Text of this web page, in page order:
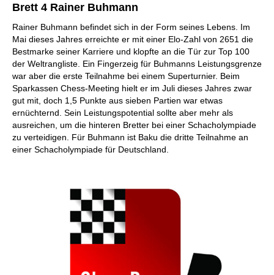
Brett 4 Rainer Buhmann
Rainer Buhmann befindet sich in der Form seines Lebens. Im
Mai dieses Jahres erreichte er mit einer Elo-Zahl von 2651 die
Bestmarke seiner Karriere und klopfte an die Tür zur Top 100
der Weltrangliste. Ein Fingerzeig für Buhmanns Leistungsgrenze
war aber die erste Teilnahme bei einem Superturnier. Beim
Sparkassen Chess-Meeting hielt er im Juli dieses Jahres zwar
gut mit, doch 1,5 Punkte aus sieben Partien war etwas
ernüchternd. Sein Leistungspotential sollte aber mehr als
ausreichen, um die hinteren Bretter bei einer Schacholympiade
zu verteidigen. Für Buhmann ist Baku die dritte Teilnahme an
einer Schacholympiade für Deutschland.